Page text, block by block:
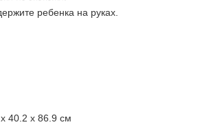
ребенка на руках.
40.2 x 86.9 см